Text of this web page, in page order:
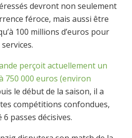
devront non seulement
féroce, mais aussi être
100 millions d’euros pour
perçoit actuellement un
750 000 euros (environ
le début de la saison, il a
compétitions confondues,
passes décisives.